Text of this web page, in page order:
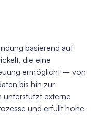
basierend auf
die eine
ermöglicht – von
bis hin zur
unterstützt externe
und erfüllt hohe